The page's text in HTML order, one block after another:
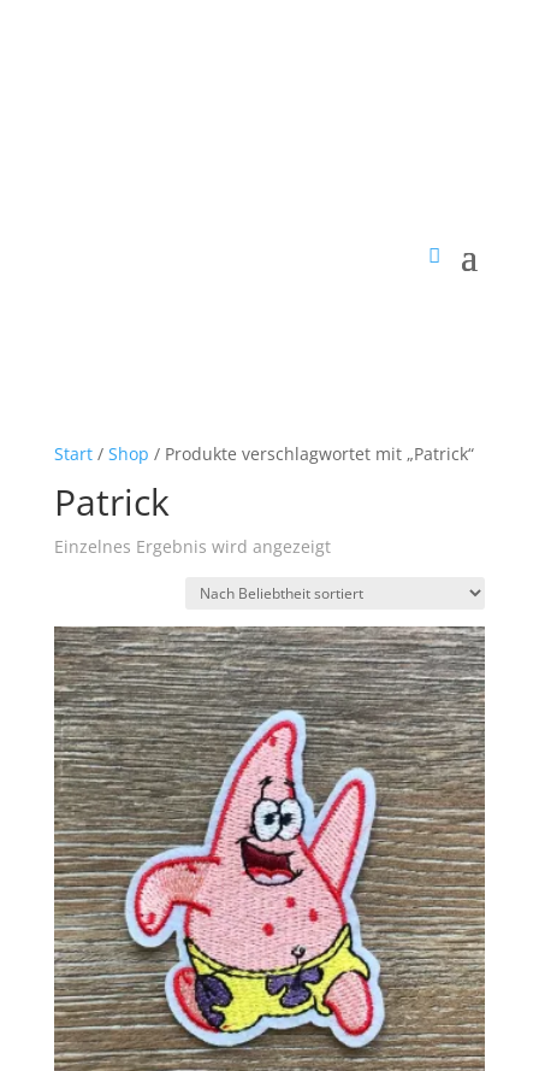
Start/ Shop / Produkte verschlagwortet mit „Patrick“
Patrick
Einzelnes Ergebnis wird angezeigt